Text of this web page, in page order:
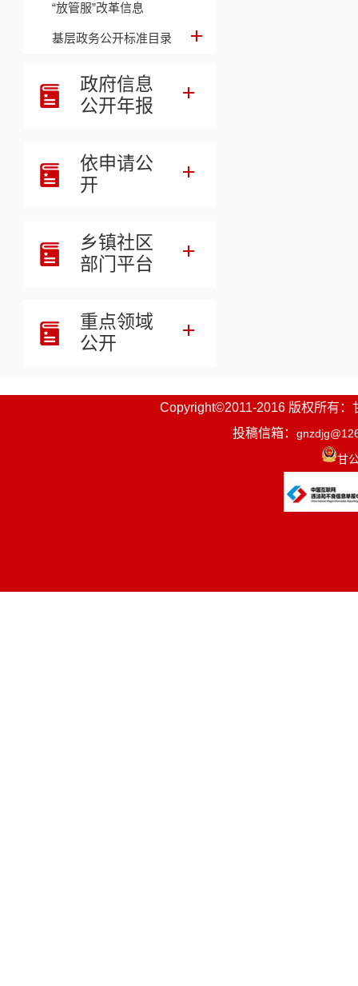
“放管服”改革信息
基层政务公开标准目录
政府信息
公开年报
依申请公
开
乡镇社区
部门平台
重点领域
公开
Copyright©2011-2016 版权所有：
投稿信箱：
甘